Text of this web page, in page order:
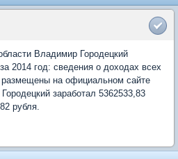
Владимир Городецкий
2014 год: сведения о доходах всех
на официальном сайте
заработал 5362533,83
рубля.